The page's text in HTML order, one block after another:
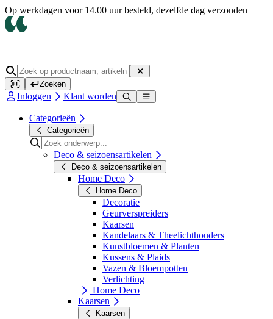
Op werkdagen voor 14.00 uur besteld, dezelfde dag verzonden
Zoeken
Inloggen Klant worden
Categorieën
Categorieën
Deco & seizoensartikelen
Deco & seizoensartikelen
Home Deco
Home Deco
Decoratie
Geurverspreiders
Kaarsen
Kandelaars & Theelichthouders
Kunstbloemen & Planten
Kussens & Plaids
Vazen & Bloempotten
Verlichting
Home Deco
Kaarsen
Kaarsen